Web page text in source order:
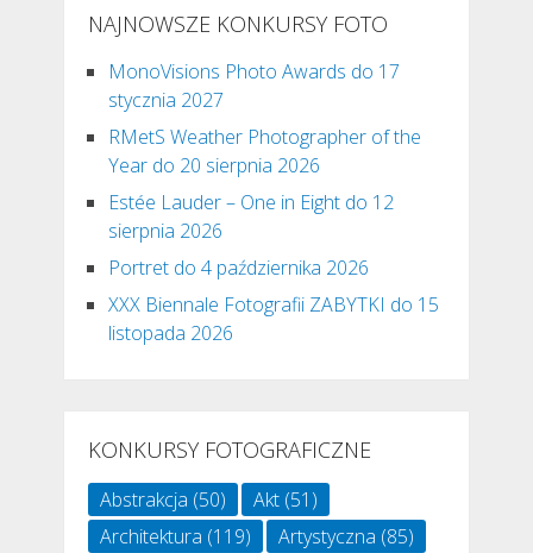
NAJNOWSZE KONKURSY FOTO
MonoVisions Photo Awards do 17
stycznia 2027
RMetS Weather Photographer of the
Year do 20 sierpnia 2026
Estée Lauder – One in Eight do 12
sierpnia 2026
Portret do 4 października 2026
XXX Biennale Fotografii ZABYTKI do 15
listopada 2026
KONKURSY FOTOGRAFICZNE
Abstrakcja (50) Akt(51)
Architektura (119) Artystyczna (85)